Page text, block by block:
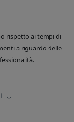
rispetto ai tempi di
a riguardo delle